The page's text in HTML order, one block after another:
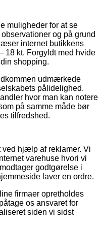
muligheder for at se
og på grund
internet butikkens
18 kt. Forgyldt med hvide
shopping.
udmærkede
pålidelighed.
hvor man kan notere
på samme måde bør
tilfredshed.
ved hjælp af reklamer. Vi
varehuse hvori vi
godtgørelse i
laver en ordre.
firmaer opretholdes
os ansvaret for
siden vi sidst